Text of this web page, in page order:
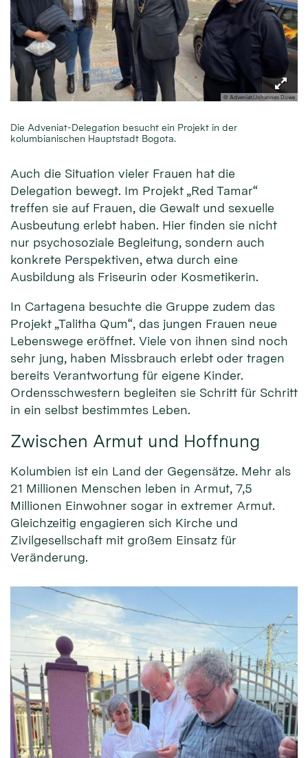
© Adveniat/Johannes Duwe
Die Adveniat-Delegation besucht ein Projekt in der
kolumbianischen Hauptstadt Bogota.
Auch die Situation vieler Frauen hat die
Delegation bewegt. Im Projekt „Red Tamar“
treffen sie auf Frauen, die Gewalt und sexuelle
Ausbeutung erlebt haben. Hier finden sie nicht
nur psychosoziale Begleitung, sondern auch
konkrete Perspektiven, etwa durch eine
Ausbildung als Friseurin oder Kosmetikerin.
In Cartagena besuchte die Gruppe zudem das
Projekt „Talitha Qum“, das jungen Frauen neue
Lebenswege eröffnet. Viele von ihnen sind noch
sehr jung, haben Missbrauch erlebt oder tragen
bereits Verantwortung für eigene Kinder.
Ordensschwestern begleiten sie Schritt für Schritt
in ein selbst bestimmtes Leben.
Zwischen Armut und Hoffnung
Kolumbien ist ein Land der Gegensätze. Mehr als
21 Millionen Menschen leben in Armut, 7,5
Millionen Einwohner sogar in extremer Armut.
Gleichzeitig engagieren sich Kirche und
Zivilgesellschaft mit großem Einsatz für
Veränderung.